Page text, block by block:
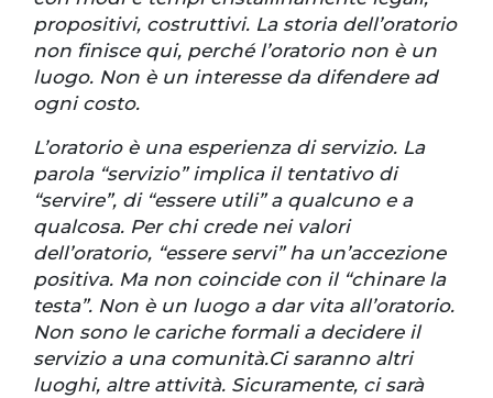
propositivi, costruttivi. La storia dell’oratorio
non finisce qui, perché l’oratorio non è un
luogo. Non è un interesse da difendere ad
ogni costo.
L’oratorio è una esperienza di servizio. La
parola “servizio” implica il tentativo di
“servire”, di “essere utili” a qualcuno e a
qualcosa. Per chi crede nei valori
dell’oratorio, “essere servi” ha un’accezione
positiva. Ma non coincide con il “chinare la
testa”. Non è un luogo a dar vita all’oratorio.
Non sono le cariche formali a decidere il
servizio a una comunità.Ci saranno altri
luoghi, altre attività. Sicuramente, ci sarà